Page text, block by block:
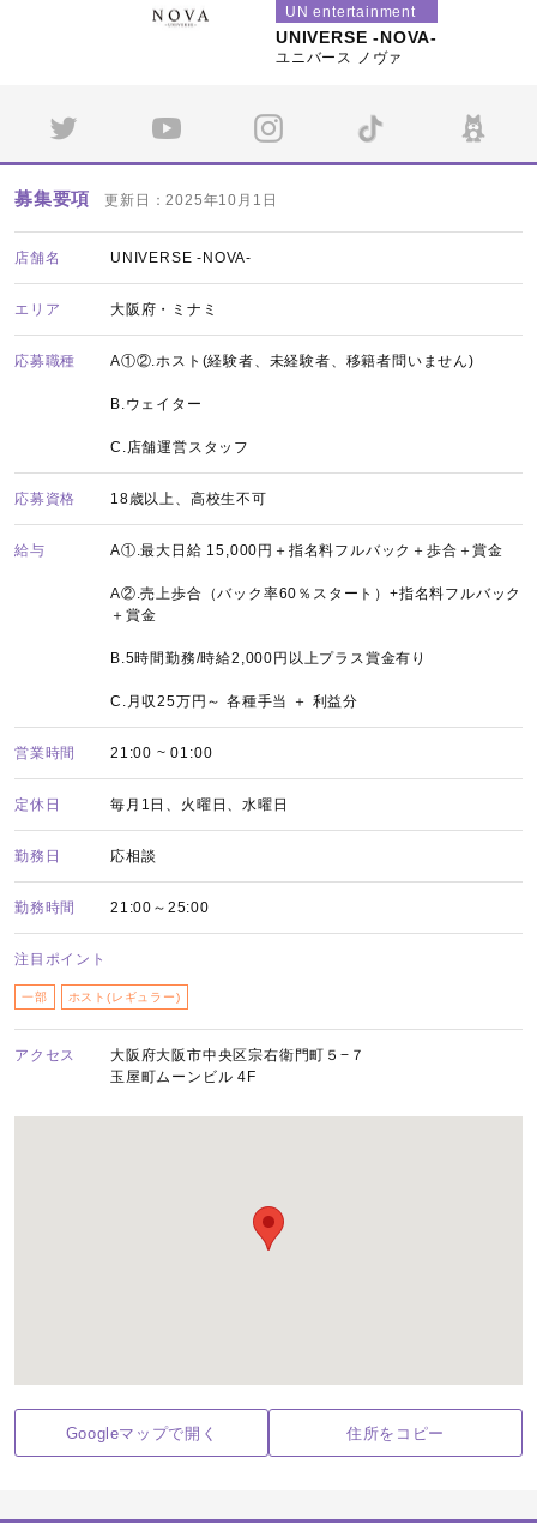
UN entertainment
UNIVERSE -NOVA-
ユニバース ノヴァ
募集要項 更新日：2025年10月1日
店舗名 UNIVERSE -NOVA-
エリア 大阪府・ミナミ
応募職種 A①②.ホスト(経験者、未経験者、移籍者問いません)
B.ウェイター
C.店舗運営スタッフ
応募資格 18歳以上、高校生不可
給与 A①.最大日給 15,000円＋指名料フルバック＋歩合＋賞金
A②.売上歩合（バック率60％スタート）+指名料フルバック
＋賞金
B.5時間勤務/時給2,000円以上プラス賞金有り
C.月収25万円～ 各種手当 ＋ 利益分
営業時間 21:00 ~ 01:00
定休日 毎月1日、火曜日、水曜日
勤務日 応相談
勤務時間 21:00～25:00
注目ポイント
一部 ホスト(レギュラー)
アクセス
大阪府大阪市中央区宗右衛門町５−７
玉屋町ムーンビル 4F
Googleマップで開く 住所をコピー